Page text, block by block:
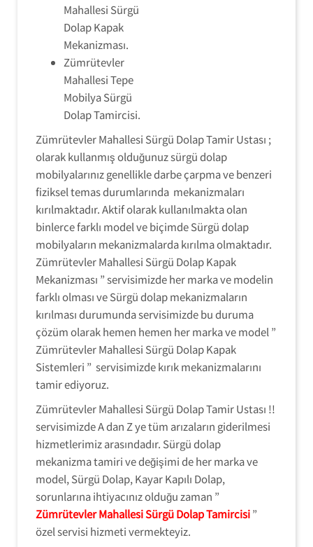
Mahallesi Sürgü
Dolap Kapak
Mekanizması.
Zümrütevler
Mahallesi Tepe
Mobilya Sürgü
Dolap Tamircisi.
Zümrütevler Mahallesi Sürgü Dolap Tamir Ustası ;
olarak kullanmış olduğunuz sürgü dolap
mobilyalarınız genellikle darbe çarpma ve benzeri
fiziksel temas durumlarında mekanizmaları
kırılmaktadır. Aktif olarak kullanılmakta olan
binlerce farklı model ve biçimde Sürgü dolap
mobilyaların mekanizmalarda kırılma olmaktadır.
Zümrütevler Mahallesi Sürgü Dolap Kapak
Mekanizması ” servisimizde her marka ve modelin
farklı olması ve Sürgü dolap mekanizmaların
kırılması durumunda servisimizde bu duruma
çözüm olarak hemen hemen her marka ve model ”
Zümrütevler Mahallesi Sürgü Dolap Kapak
Sistemleri ” servisimizde kırık mekanizmalarını
tamir ediyoruz.
Zümrütevler Mahallesi Sürgü Dolap Tamir Ustası !!
servisimizde A dan Z ye tüm arızaların giderilmesi
hizmetlerimiz arasındadır. Sürgü dolap
mekanizma tamiri ve değişimi de her marka ve
model, Sürgü Dolap, Kayar Kapılı Dolap,
sorunlarına ihtiyacınız olduğu zaman ”
Zümrütevler Mahallesi Sürgü Dolap Tamircisi”
özel servisi hizmeti vermekteyiz.